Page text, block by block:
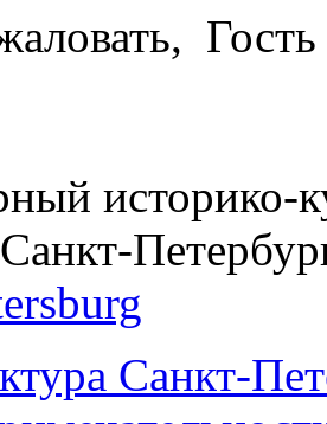
Гость
историко-
Санкт-